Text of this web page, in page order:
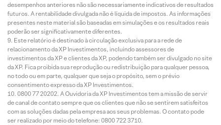
desempenhos anteriores não são necessariamente indicativos de resultados
futuros. A rentabilidade divulgada não é líquida de impostos. As informações
presentes neste material são baseadas em simulações e os resultados reais
poderão ser significativamente diferentes.
Este relatório é destinado à circulação exclusiva para a rede de
relacionamento da XP Investimentos, incluindo assessores de
investimentos da XP e clientes da XP, podendo também ser divulgado no site
da XP. Fica proibida sua reprodução ou redistribuição para qualquer pessoa,
no todo ou em parte, qualquer que seja o propósito, sem o prévio
consentimento expresso da XP Investimentos.
0800 77 20202. A Ouvidoria da XP Investimentos tem a missão de servir
de canal de contato sempre que os clientes que não se sentirem satisfeitos
com as soluções dadas pela empresa aos seus problemas. O contato pode
ser realizado por meio do telefone: 0800 722 3710.